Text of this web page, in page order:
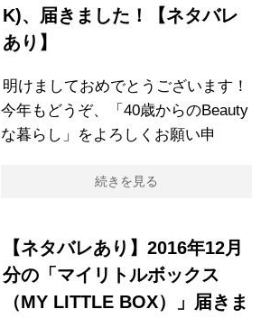
K)、届きました！【ネタバレ
あり】
明けましておめでとうございます！
今年もどうぞ、「40歳からのBeauty
な暮らし」をよろしくお願い申
続きを見る
【ネタバレあり】2016年12月
分の「マイリトルボックス
（MY LITTLE BOX）」届きま